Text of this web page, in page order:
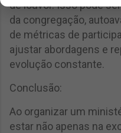
de louvor. Isso pode
da congregação,
de métricas de
ajustar abordagens e
evolução constante.
Conclusão:
Ao organizar um
estar não apenas na